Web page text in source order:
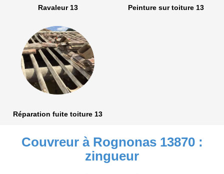
Ravaleur 13 Peinture sur toiture 13
Réparation fuite toiture 13
Couvreur à Rognonas 13870 :
zingueur